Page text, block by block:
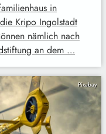
in
Kripo Ingolstadt
nämlich nach
an dem …
Pixabay